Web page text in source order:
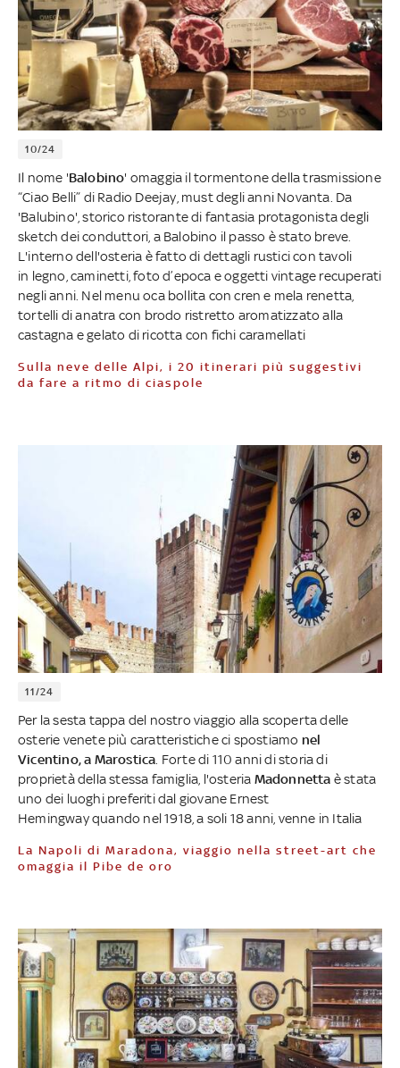
10/24
Il nome 'Balobino' omaggia il tormentone della trasmissione
“Ciao Belli” di Radio Deejay, must degli anni Novanta. Da
'Balubino', storico ristorante di fantasia protagonista degli
sketch dei conduttori, a Balobino il passo è stato breve.
L'interno dell'osteria è fatto di dettagli rustici con tavoli
in legno, caminetti, foto d’epoca e oggetti vintage recuperati
negli anni. Nel menu oca bollita con cren e mela renetta,
tortelli di anatra con brodo ristretto aromatizzato alla
castagna e gelato di ricotta con fichi caramellati
Sulla neve delle Alpi, i 20 itinerari più suggestivi
da fare a ritmo di ciaspole
11/24
Per la sesta tappa del nostro viaggio alla scoperta delle
osterie venete più caratteristiche ci spostiamo nel
Vicentino, a Marostica . Forte di 110 anni di storia di
proprietà della stessa famiglia, l'osteria Madonnetta è stata
uno dei luoghi preferiti dal giovane Ernest
Hemingway quando nel 1918, a soli 18 anni, venne in Italia
La Napoli di Maradona, viaggio nella street-art che
omaggia il Pibe de oro